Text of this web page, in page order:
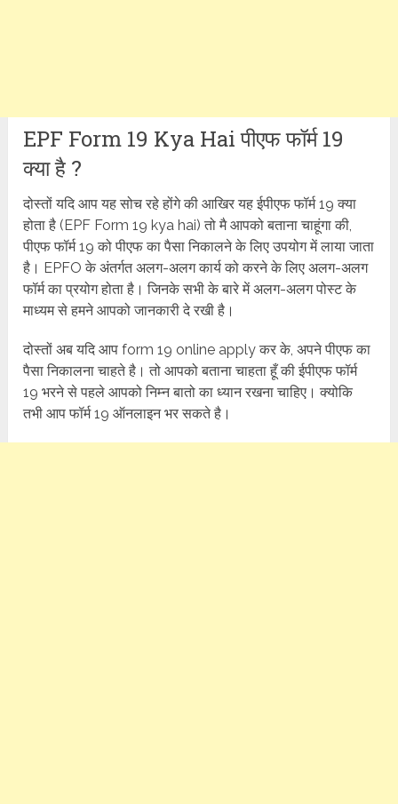
EPF Form 19 Kya Hai पीएफ फॉर्म 19
क्या है ?
दोस्तों यदि आप यह सोच रहे होंगे की आखिर यह ईपीएफ फॉर्म 19 क्या
होता है (EPF Form 19 kya hai) तो मै आपको बताना चाहूंगा की,
पीएफ फॉर्म 19 को पीएफ का पैसा निकालने के लिए उपयोग में लाया जाता
है। EPFO के अंतर्गत अलग-अलग कार्य को करने के लिए अलग-अलग
फॉर्म का प्रयोग होता है। जिनके सभी के बारे में अलग-अलग पोस्ट के
माध्यम से हमने आपको जानकारी दे रखी है।
दोस्तों अब यदि आप form 19 online apply कर के, अपने पीएफ का
पैसा निकालना चाहते है। तो आपको बताना चाहता हूँ की ईपीएफ फॉर्म
19 भरने से पहले आपको निम्न बातो का ध्यान रखना चाहिए। क्योकि
तभी आप फॉर्म 19 ऑनलाइन भर सकते है।